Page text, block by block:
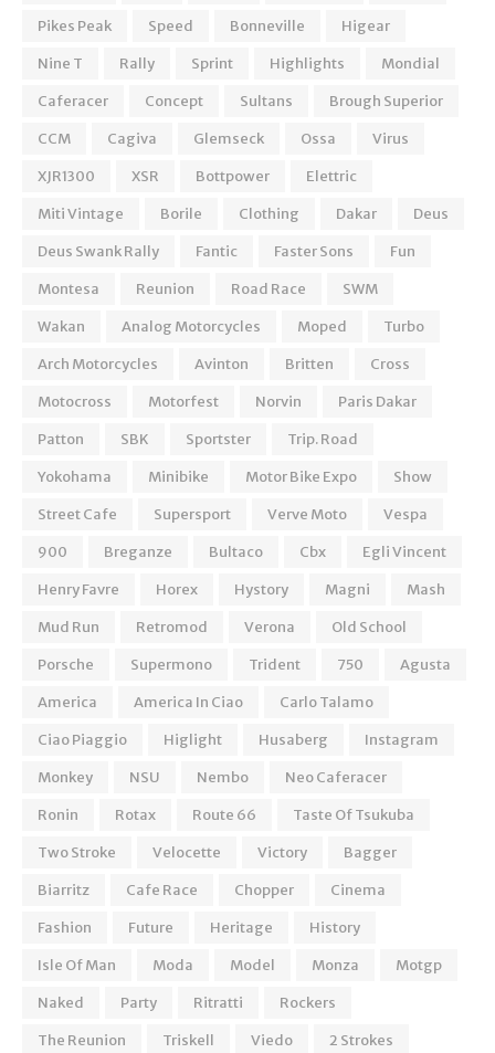
Pikes Peak
Speed Bonneville
Higear
Nine T
Rally Sprint Highlights
Mondial
Caferacer
Concept Sultans
Brough Superior
CCM
Cagiva Glemseck Ossa
Virus
XJR1300
XSR Bottpower
Elettric
Miti Vintage
Borile Clothing Dakar
Deus
Deus Swank Rally
Fantic Faster Sons
Fun
Montesa
Reunion Road Race
SWM
Wakan
Analog Motorcycles Moped
Turbo
Arch Motorcycles
Avinton Britten
Cross
Motocross
Motorfest Norvin
Paris Dakar
Patton
SBK Sportster
Trip. Road
Yokohama
Minibike Motor Bike Expo
Show
Street Cafe
Supersport Verve Moto
Vespa
900
Breganze Bultaco Cbx
Egli Vincent
Henry Favre
Horex Hystory Magni
Mash
Mud Run
Retromod Verona
Old School
Porsche
Supermono Trident 750
Agusta
America
America In Ciao
Carlo Talamo
Ciao Piaggio
Higlight Husaberg
Instagram
Monkey
NSU Nembo
Neo Caferacer
Ronin
Rotax Route 66
Taste Of Tsukuba
Two Stroke
Velocette Victory
Bagger
Biarritz
Cafe Race Chopper
Cinema
Fashion
Future Heritage
History
Isle Of Man
Moda Model Monza
Motgp
Naked
Party Ritratti
Rockers
The Reunion
Triskell Viedo
2 Strokes